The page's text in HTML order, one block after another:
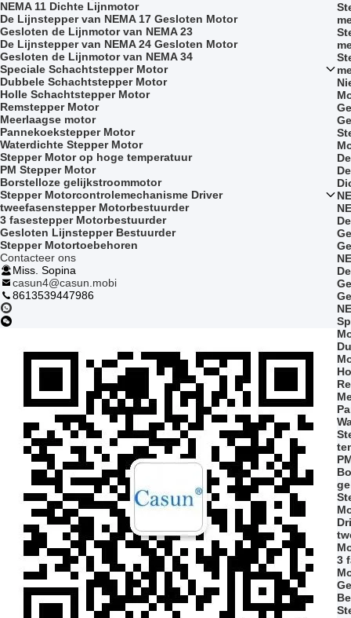
NEMA 11 Dichte Lijnmotor
De Lijnstepper van NEMA 17 Gesloten Motor
Gesloten de Lijnmotor van NEMA 23
De Lijnstepper van NEMA 24 Gesloten Motor
Gesloten de Lijnmotor van NEMA 34
Speciale Schachtstepper Motor
Dubbele Schachtstepper Motor
Holle Schachtstepper Motor
Remstepper Motor
Meerlaagse motor
Pannekoekstepper Motor
Waterdichte Stepper Motor
Stepper Motor op hoge temperatuur
PM Stepper Motor
Borstelloze gelijkstroommotor
Stepper Motorcontrolemechanisme Driver
tweefasenstepper Motorbestuurder
3 fasestepper Motorbestuurder
Gesloten Lijnstepper Bestuurder
Stepper Motortoebehoren
Contacteer ons
Miss. Sopina
casun4@casun.mobi
8613539447986
3